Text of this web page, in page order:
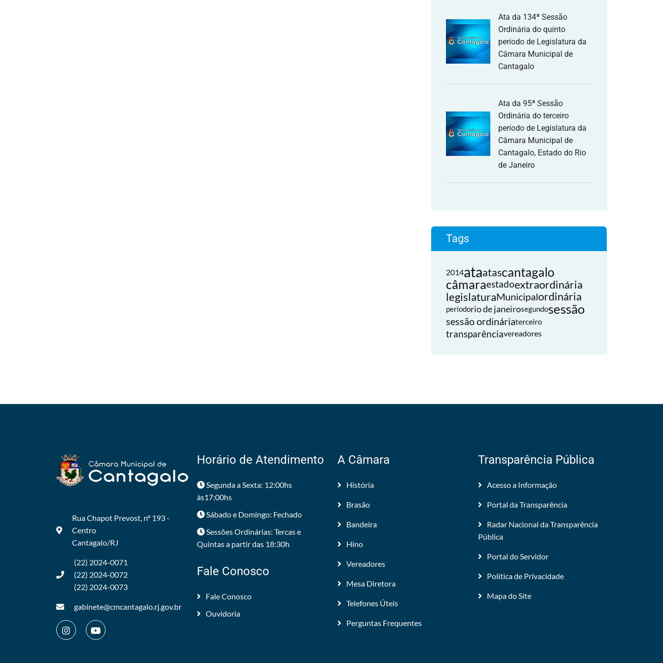
Ata da 134ª Sessão
Ordinária do quinto
período de Legislatura da
Câmara Municipal de
Cantagalo
Ata da 95ª Sessão
Ordinária do terceiro
período de Legislatura da
Câmara Municipal de
Cantagalo, Estado do Rio
de Janeiro
Tags
2014ataatascantagalo
câmaraestadoextraordinária
legislaturaMunicipalordinária
períodorio de janeirosegundosessão
sessão ordináriaterceiro
transparênciavereadores
Rua Chapot Prevost, nº 193 -
Centro
Cantagalo/RJ
(22) 2024-0071
(22) 2024-0072
(22) 2024-0073
gabinete@cmcantagalo.rj.gov.br
Horário de Atendimento
Segunda a Sexta: 12:00hs
às17:00hs
Sábado e Domingo: Fechado
Sessões Ordinárias: Tercas e
Quintas a partir das 18:30h
Fale Conosco
Fale Conosco
Ouvidoria
A Câmara
História
Brasão
Bandeira
Hino
Vereadores
Mesa Diretora
Telefones Úteis
Perguntas Frequentes
Transparência Pública
Acesso a Informação
Portal da Transparência
Radar Nacional da Transparência
Pública
Portal do Servidor
Política de Privacidade
Mapa do Site